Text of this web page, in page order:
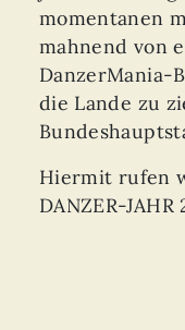
momentanen
mahnend von
DanzerMania-
die Lande zu
Hiermit rufen
DANZER-JAHR